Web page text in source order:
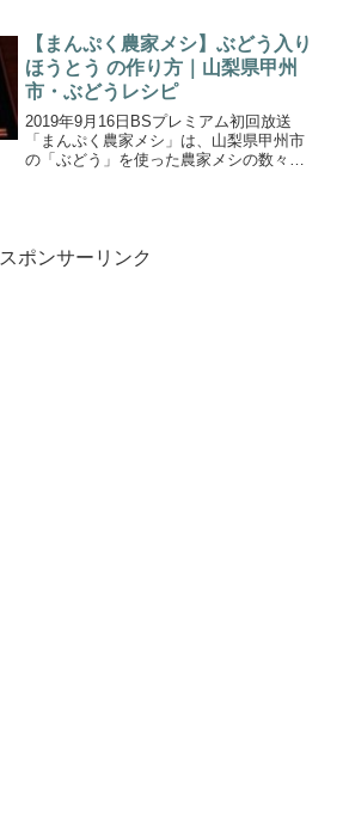
です。実はキャベツとは別の野菜で、葉
の根元にでる”...
【まんぷく農家メシ】ぶどう入り
ほうとう の作り方｜山梨県甲州
市・ぶどうレシピ
2019年9月16日BSプレミアム初回放送
「まんぷく農家メシ」は、山梨県甲州市
の「ぶどう」を使った農家メシの数々が
スポンサーリンク